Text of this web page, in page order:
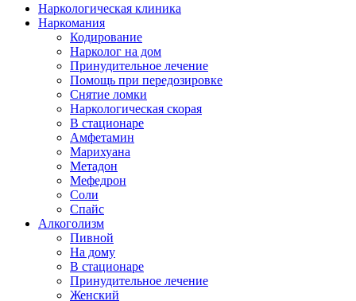
Наркологическая клиника
Наркомания
Кодирование
Нарколог на дом
Принудительное лечение
Помощь при передозировке
Снятие ломки
Наркологическая скорая
В стационаре
Амфетамин
Марихуана
Метадон
Мефедрон
Соли
Спайс
Алкоголизм
Пивной
На дому
В стационаре
Принудительное лечение
Женский